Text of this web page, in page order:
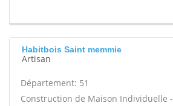
Habitbois Saint memmie
Artisan
Département: 51
Construction de Maison Individuelle -